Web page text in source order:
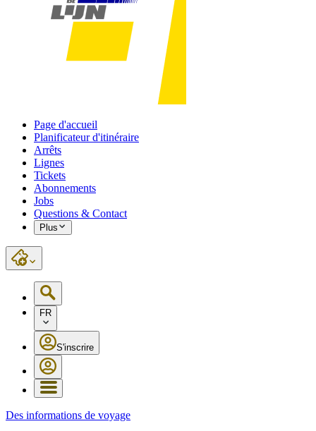
Page d'accueil
Planificateur d'itinéraire
Arrêts
Lignes
Tickets
Abonnements
Jobs
Questions & Contact
Plus
FR
S'inscrire
Des informations de voyage